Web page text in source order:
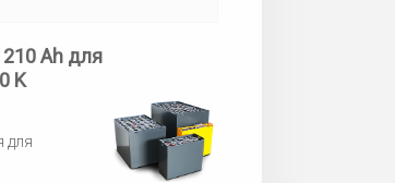
210 Ah для
K
для